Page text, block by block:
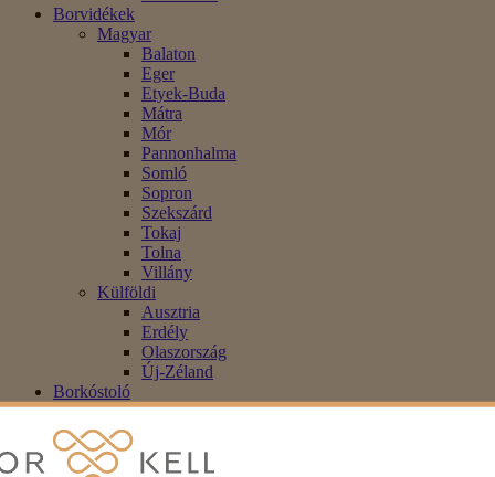
Borvidékek
Magyar
Balaton
Eger
Etyek-Buda
Mátra
Mór
Pannonhalma
Somló
Sopron
Szekszárd
Tokaj
Tolna
Villány
Külföldi
Ausztria
Erdély
Olaszország
Új-Zéland
Borkóstoló
Kiegészítők
Alkoholmentes
Blog
Akció